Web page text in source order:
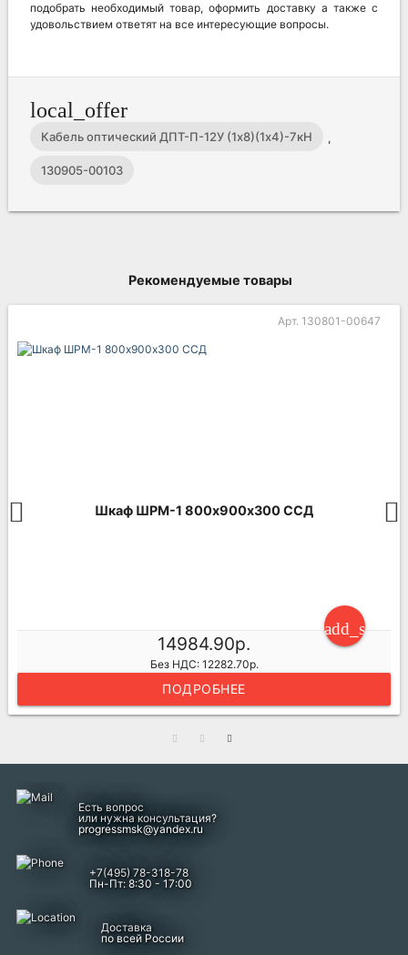
подобрать необходимый товар, оформить доставку а также с
удовольствием ответят на все интересующие вопросы.
local_offer
Кабель оптический ДПТ-П-12У (1х8)(1х4)-7кН ,
130905-00103
Рекомендуемые товары
Арт. 130801-00647
Шкаф ШРМ-1 800х900х300 ССД
14984.90р.
Без НДС: 12282.70р.
ПОДРОБНЕЕ
Есть вопрос
или нужна консультация?
progressmsk@yandex.ru
+7(495) 78-318-78
Пн-Пт: 8:30 - 17:00
Доставка
по всей России